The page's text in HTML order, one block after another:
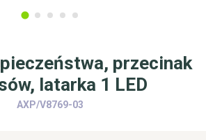
przecinak
latarka 1 LED
AXP/V8769-03